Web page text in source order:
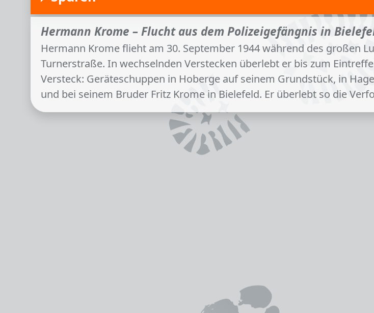
Hermann Krome – Flucht aus dem Polizeigefängnis in
Hermann Krome flieht am 30. September 1944 während des großen
Turnerstraße. In wechselnden Verstecken überlebt er bis zum
Versteck: Geräteschuppen in Hoberge auf seinem Grundstück, in
und bei seinem Bruder Fritz Krome in Bielefeld. Er überlebt so die